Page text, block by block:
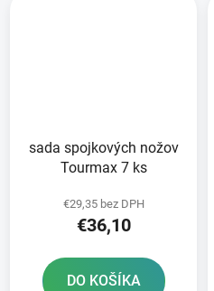
sada spojkových nožov
Tourmax 7 ks
€29,35 bez DPH
€36,10
DO KOŠÍKA